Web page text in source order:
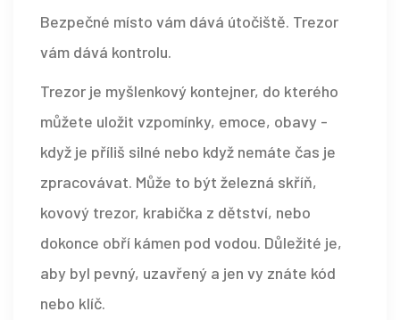
Bezpečné místo vám dává útočiště. Trezor
vám dává kontrolu.
Trezor je myšlenkový kontejner, do kterého
můžete uložit vzpomínky, emoce, obavy -
když je příliš silné nebo když nemáte čas je
zpracovávat. Může to být železná skříň,
kovový trezor, krabička z dětství, nebo
dokonce obří kámen pod vodou. Důležité je,
aby byl pevný, uzavřený a jen vy znáte kód
nebo klíč.